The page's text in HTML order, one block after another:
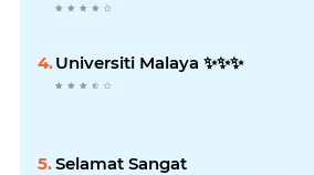
Universiti Malaya ✨️✨️✨️
Selamat Sangat